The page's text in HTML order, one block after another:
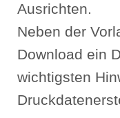
Ausrichten.
Neben der
Download ein
wichtigsten